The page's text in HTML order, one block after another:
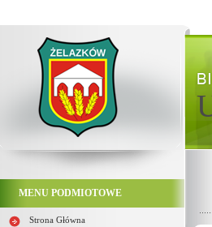
MENU PODMIOTOWE
Strona Główna